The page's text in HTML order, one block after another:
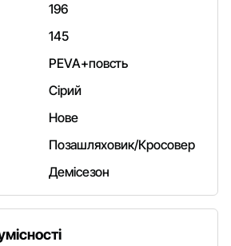
196
145
PEVA+повсть
Сірий
Нове
Позашляховик/Кросовер
Демісезон